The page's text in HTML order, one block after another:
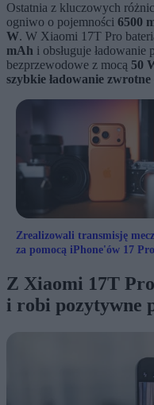
Ostatnia z kluczowych
ogniwo o pojemności 6500
W. W Xiaomi 17T Pro
mAh i obsługuje ładowanie
bezprzewodowe z mocą 50
szybkie ładowanie zwrotne
Zrealizowali transmisję
za pomocą iPhone'ów 17
Z Xiaomi 17T
i robi pozytywne